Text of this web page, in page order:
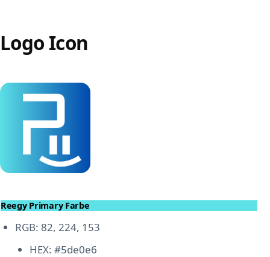
Logo Icon
Reegy Primary Farbe
RGB: 82, 224, 153
HEX: #5de0e6